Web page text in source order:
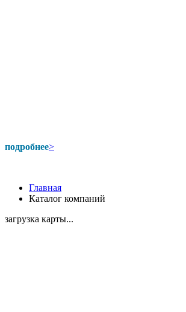
подробнее>
Главная
Каталог компаний
загрузка карты...